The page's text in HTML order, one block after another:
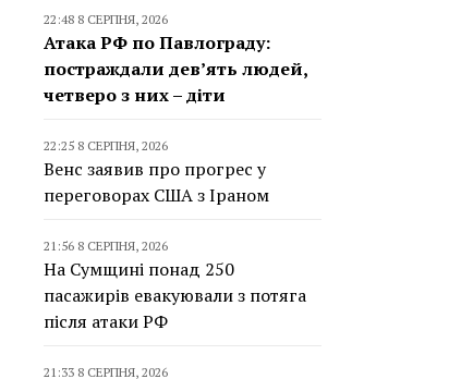
22:48 8 СЕРПНЯ, 2026
Атака РФ по Павлограду:
постраждали дев’ять людей,
четверо з них – діти
22:25 8 СЕРПНЯ, 2026
Венс заявив про прогрес у
переговорах США з Іраном
21:56 8 СЕРПНЯ, 2026
На Сумщині понад 250
пасажирів евакуювали з потяга
після атаки РФ
21:33 8 СЕРПНЯ, 2026